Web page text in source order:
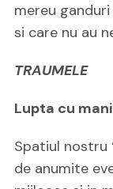
mereu
si care nu au
TRAUMELE
Lupta cu
Spatiul nostru
de anumite